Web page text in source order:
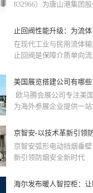
832966）为唐山港集团
司”）一区、四区、九区
列道闸及6653C摆闸设备
可靠的硬件产品与精细化
在现代工业与民用流体输
止回阀是保障介质单向
体力学优化设计，大幅提
人员可远程获取设备数据
故障隐患，实现从被动维
恶劣工况下依然保持稳
体系统的安全保驾护航
场景进一步凸显了止回阀
:欧马腾会展公司专注美
为海外参展企业提供一
动力引擎引领会展业智慧
为数字会展科技时代的运
京智安弧形电动挡烟垂
新引领防烟安全新时代